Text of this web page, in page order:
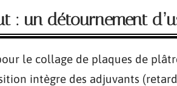
: un détournement
le collage de plaques de
intègre des adjuvants